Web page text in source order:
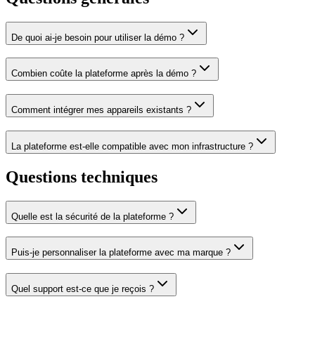
De quoi ai-je besoin pour utiliser la démo ?
Combien coûte la plateforme après la démo ?
Comment intégrer mes appareils existants ?
La plateforme est-elle compatible avec mon infrastructure ?
Questions techniques
Quelle est la sécurité de la plateforme ?
Puis-je personnaliser la plateforme avec ma marque ?
Quel support est-ce que je reçois ?